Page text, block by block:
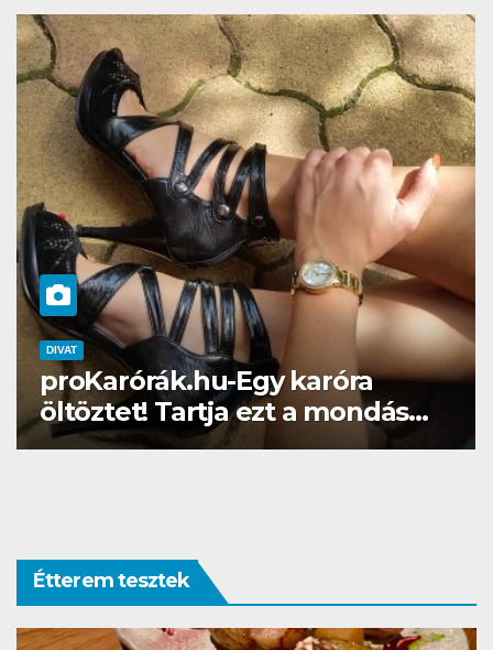
Egy karóra
Tartja ezt a mondás…
DIVAT
Gél
Étterem tesztek